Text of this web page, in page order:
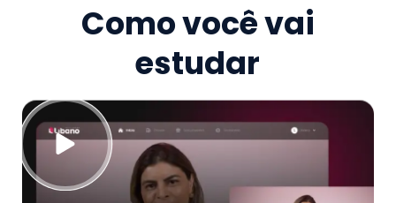
Como você vai
estudar